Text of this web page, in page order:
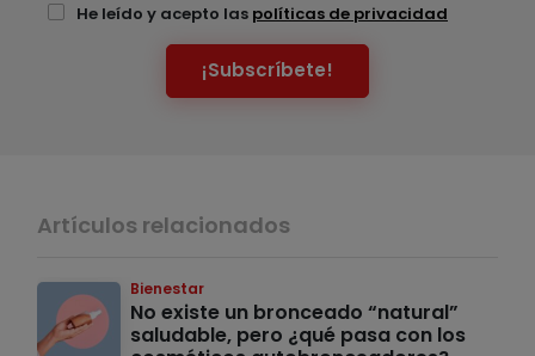
He leído y acepto las políticas de privacidad
¡Subscríbete!
Artículos relacionados
Bienestar
No existe un bronceado “natural”
saludable, pero ¿qué pasa con los